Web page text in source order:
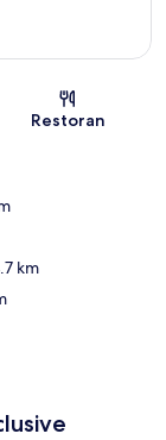
Restoran
km